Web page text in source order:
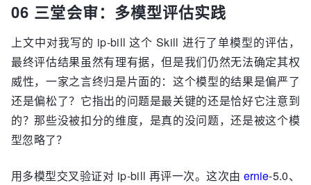
06 三堂会审：多模型评估实践
上文中对我写的 ip-bill 这个 Skill 进行了单模型的评估，
最终评估结果虽然有理有据，但是我们仍然无法确定其权
威性，一家之言终归是片面的：这个模型的结果是偏严了
还是偏松了？它指出的问题是最关键的还是恰好它注意到
的？那些没被扣分的维度，是真的没问题，还是被这个模
型忽略了？
用多模型交叉验证对 ip-bill 再评一次。这次由ernie-5.0、